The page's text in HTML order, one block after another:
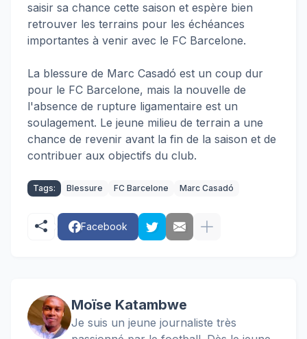
saisir sa chance cette saison et espère bien
retrouver les terrains pour les échéances
importantes à venir avec le FC Barcelone.
La blessure de Marc Casadó est un coup dur
pour le FC Barcelone, mais la nouvelle de
l'absence de rupture ligamentaire est un
soulagement. Le jeune milieu de terrain a une
chance de revenir avant la fin de la saison et de
contribuer aux objectifs du club.
Tags: Blessure FC Barcelone Marc Casadó
Facebook
Moïse Katambwe
Je suis un jeune journaliste très